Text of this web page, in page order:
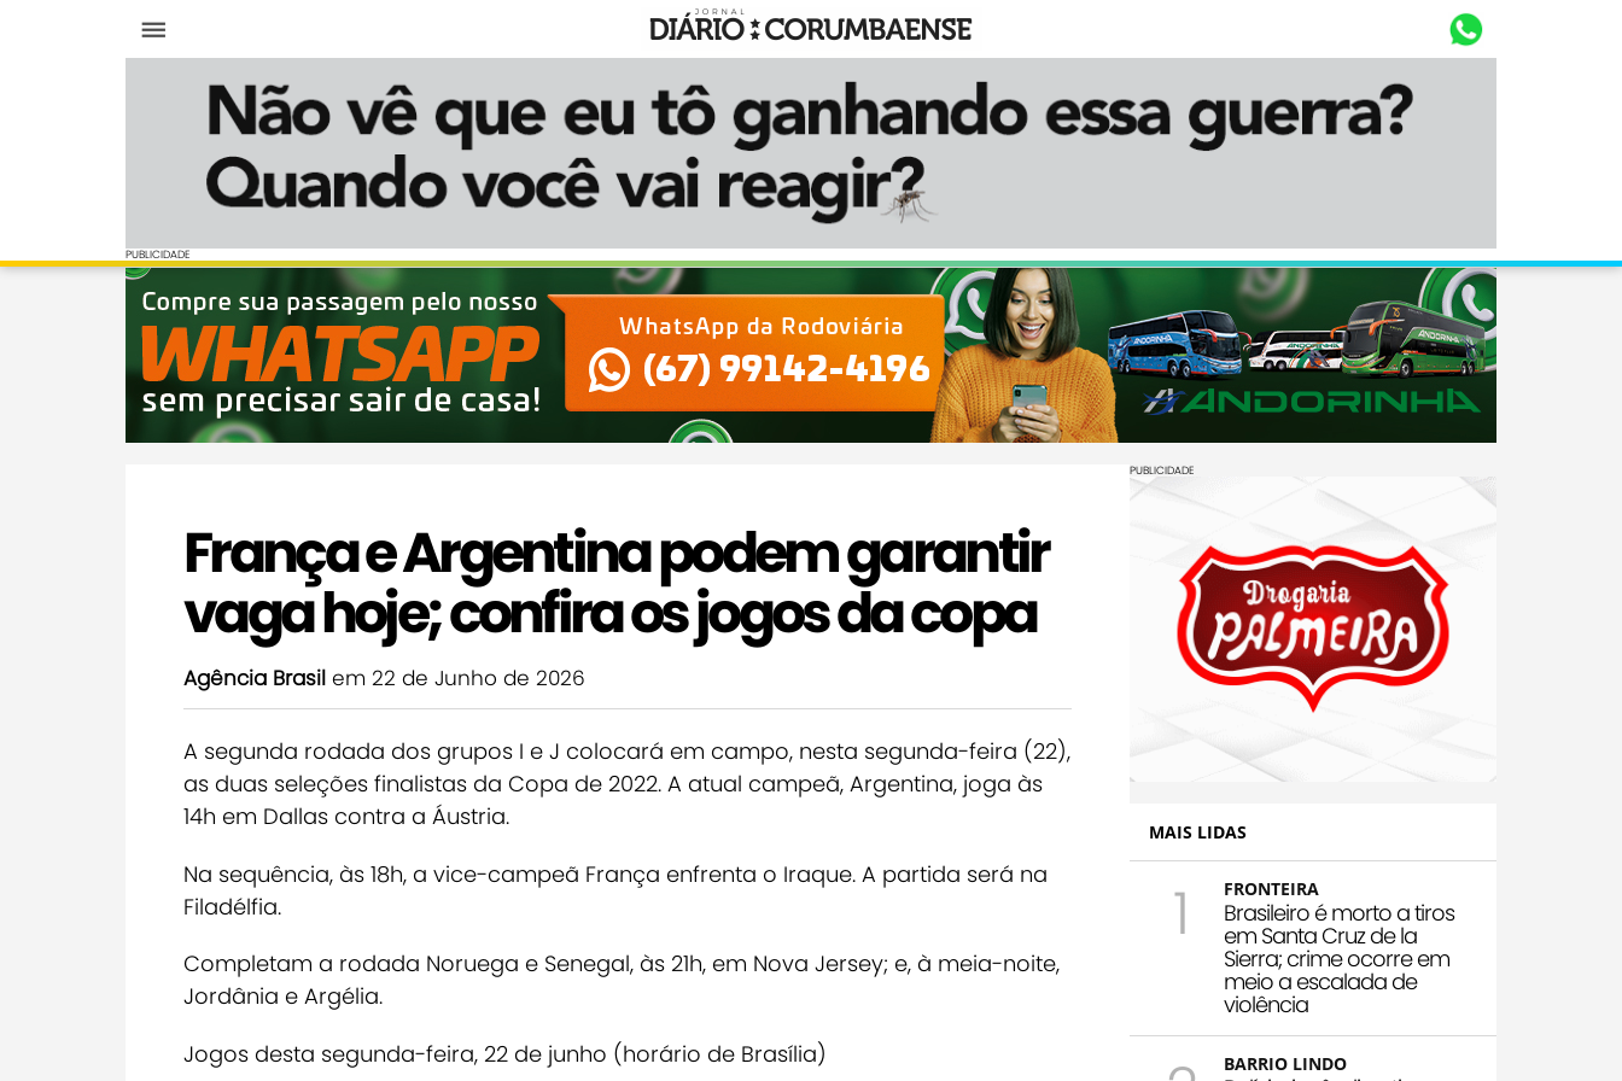
Diário Corumbaense
PUBLICIDADE
PUBLICIDADE
França e Argentina podem garantir
vaga hoje; confira os jogos da copa
Agência Brasil em 22 de Junho de 2026
A segunda rodada dos grupos I e J colocará em campo, nesta segunda-feira (22),
as duas seleções finalistas da Copa de 2022. A atual campeã, Argentina, joga às
14h em Dallas contra a Áustria.
Na sequência, às 18h, a vice-campeã França enfrenta o Iraque. A partida será na
Filadélfia.
Completam a rodada Noruega e Senegal, às 21h, em Nova Jersey; e, à meia-noite,
Jordânia e Argélia.
Jogos desta segunda-feira, 22 de junho (horário de Brasília)
PUBLICIDADE
MAIS LIDAS
1 FRONTEIRA
Brasileiro é morto a tiros
em Santa Cruz de la
Sierra; crime ocorre em
meio a escalada de
violência
BARRIO LINDO